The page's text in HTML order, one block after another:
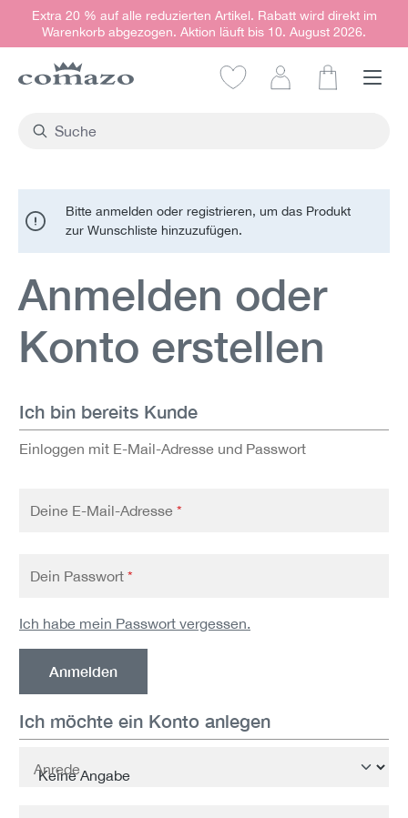
springen
Extra 20 % auf alle reduzierten Artikel. Rabatt wird direkt im
Warenkorb abgezogen. Aktion läuft bis 10. August 2026.
Bitte anmelden oder registrieren, um das Produkt
zur Wunschliste hinzuzufügen.
Anmelden oder
Konto erstellen
Ich bin bereits Kunde
Einloggen mit E-Mail-Adresse und Passwort
Deine E-Mail-Adresse *
Dein Passwort *
Ich habe mein Passwort vergessen.
Anmelden
Ich möchte ein Konto anlegen
Persönliche Informationen
Anrede